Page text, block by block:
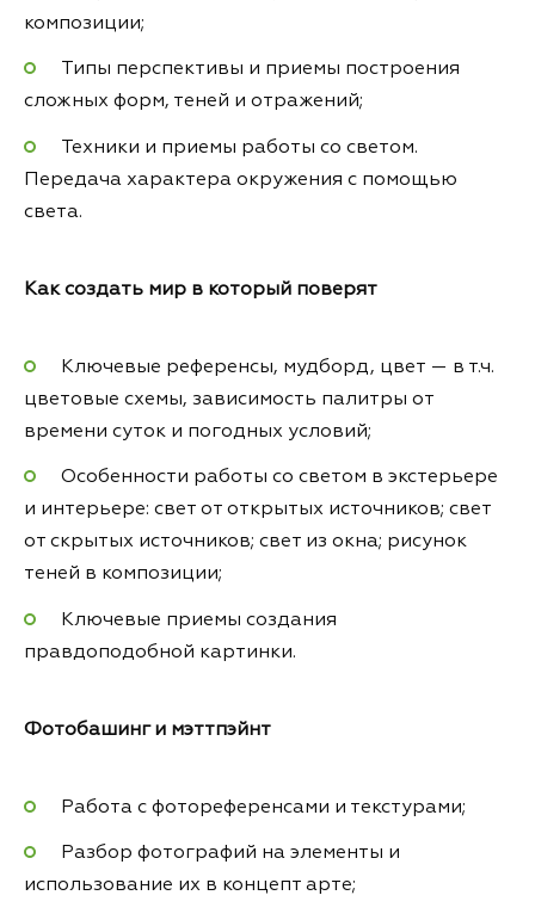
композиции;
Типы перспективы и приемы построения
сложных форм, теней и отражений;
Техники и приемы работы со светом.
Передача характера окружения с помощью
света.
Как создать мир в который поверят
Ключевые референсы, мудборд, цвет — в т.ч.
цветовые схемы, зависимость палитры от
времени суток и погодных условий;
Особенности работы со светом в экстерьере
и интерьере: свет от открытых источников; свет
от скрытых источников; свет из окна; рисунок
теней в композиции;
Ключевые приемы создания
правдоподобной картинки.
Фотобашинг и мэттпэйнт
Работа с фотореференсами и текстурами;
Разбор фотографий на элементы и
использование их в концепт арте;